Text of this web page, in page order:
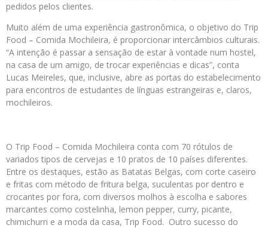
pedidos pelos clientes.
Muito além de uma experiência gastronômica, o objetivo do Trip
Food – Comida Mochileira, é proporcionar intercâmbios culturais.
“A intenção é passar a sensação de estar à vontade num hostel,
na casa de um amigo, de trocar experiências e dicas”, conta
Lucas Meireles, que, inclusive, abre as portas do estabelecimento
para encontros de estudantes de línguas estrangeiras e, claros,
mochileiros.
O Trip Food – Comida Mochileira conta com 70 rótulos de
variados tipos de cervejas e 10 pratos de 10 países diferentes.
Entre os destaques, estão as Batatas Belgas, com corte caseiro
e fritas com método de fritura belga, suculentas por dentro e
crocantes por fora, com diversos molhos à escolha e sabores
marcantes como costelinha, lemon pepper, curry, picante,
chimichurri e a moda da casa, Trip Food. Outro sucesso do